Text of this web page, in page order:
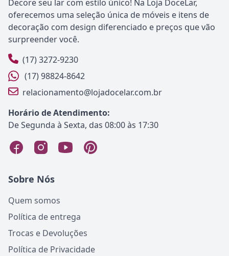
Decore seu lar com estilo único! Na Loja DoceLar,
oferecemos uma seleção única de móveis e itens de
decoração com design diferenciado e preços que vão
surpreender você.
(17) 3272-9230
(17) 98824-8642
relacionamento@lojadocelar.com.br
Horário de Atendimento:
De Segunda à Sexta, das 08:00 às 17:30
Sobre Nós
Quem somos
Política de entrega
Trocas e Devoluções
Política de Privacidade